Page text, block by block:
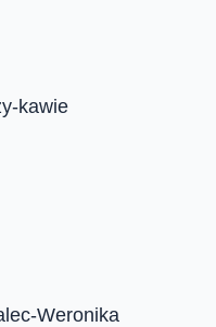
kawie
Weronika